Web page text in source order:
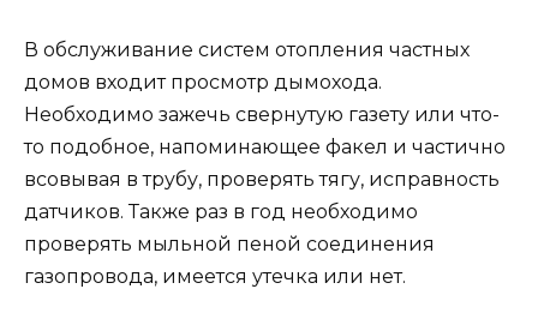
В обслуживание систем отопления частных
домов входит просмотр дымохода.
Необходимо зажечь свернутую газету или что-
то подобное, напоминающее факел и частично
всовывая в трубу, проверять тягу, исправность
датчиков. Также раз в год необходимо
проверять мыльной пеной соединения
газопровода, имеется утечка или нет.